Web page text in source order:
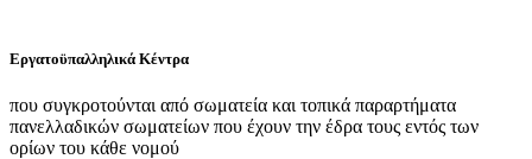
Εργατοϋπαλληλικά Κέντρα
που συγκροτούνται από σωματεία και τοπικά παραρτήματα
πανελλαδικών σωματείων που έχουν την έδρα τους εντός των
ορίων του κάθε νομού